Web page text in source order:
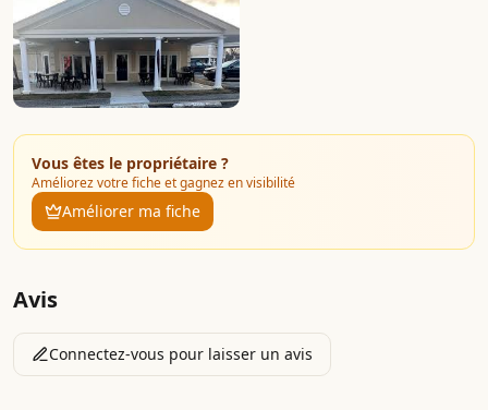
Vous êtes le propriétaire ?
Améliorez votre fiche et gagnez en visibilité
Améliorer ma fiche
Avis
Connectez-vous pour laisser un avis